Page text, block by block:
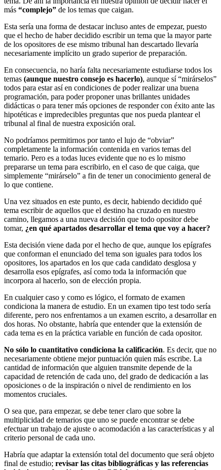
más “complejo” de los temas que caigan.
Esta sería una forma de destacar incluso antes de empezar, puesto
que el hecho de haber decidido escribir un tema que la mayor parte
de los opositores de ese mismo tribunal han descartado llevaría
necesariamente implícito un grado superior de preparación.
En consecuencia, no haría falta necesariamente estudiarse todos los
temas (aunque nuestro consejo es hacerlo), aunque sí “mirárselos”
todos para estar así en condiciones de poder realizar una buena
programación, para poder proponer unas brillantes unidades
didácticas o para tener más opciones de responder con éxito ante las
hipotéticas e impredecibles preguntas que nos pueda plantear el
tribunal al final de nuestra exposición oral.
No podríamos permitirnos por tanto el lujo de “obviar”
completamente la información contenida en varios temas del
temario. Pero es a todas luces evidente que no es lo mismo
prepararse un tema para escribirlo, en el caso de que caiga, que
simplemente “mirárselo” a fin de tener un conocimiento general de
lo que contiene.
Una vez situados en este punto, es decir, habiendo decidido qué
tema escribir de aquellos que el destino ha cruzado en nuestro
camino, llegamos a una nueva decisión que todo opositor debe
tomar, ¿en qué apartados desarrollar el tema que voy a hacer?
Esta decisión viene dada por el hecho de que, aunque los epígrafes
que conforman el enunciado del tema son iguales para todos los
opositores, los apartados en los que cada candidato desglosa y
desarrolla esos epígrafes, así como toda la información que
incorpora al hacerlo, son de elección propia.
En cualquier caso y como es lógico, el formato de examen
condiciona la manera de estudio. En un examen tipo test todo sería
diferente, pero nos enfrentamos a un examen escrito, a desarrollar en
dos horas. No obstante, habría que entender que la extensión de
cada tema es en la práctica variable en función de cada opositor.
No sólo lo cuantitativo condiciona la calificación. Es decir, que no
necesariamente obtiene mejor puntuación quien más escribe. La
cantidad de información que alguien transmite depende de la
capacidad de retención de cada uno, del grado de dedicación a las
oposiciones o de la inspiración o nivel de rendimiento en los
momentos cruciales.
O sea que, para empezar, se debe tener claro que sobre la
multiplicidad de temarios que uno se puede encontrar se debe
efectuar un trabajo de ajuste o acomodación a las características y al
criterio personal de cada uno.
Habría que adaptar la extensión total del documento que será objeto
final de estudio; revisar las citas bibliográficas y las referencias